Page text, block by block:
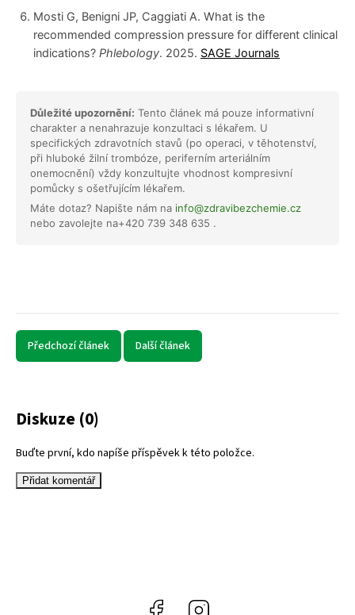
Mosti G, Benigni JP, Caggiati A. What is the
recommended compression pressure for different clinical
indications? Phlebology. 2025. SAGE Journals
Důležité upozornění: Tento článek má pouze informativní
charakter a nenahrazuje konzultaci s lékařem. U
specifických zdravotních stavů (po operaci, v těhotenství,
při hluboké žilní trombóze, periferním arteriálním
onemocnění) vždy konzultujte vhodnost kompresivní
pomůcky s ošetřujícím lékařem.
Máte dotaz? Napište nám na info@zdravibezchemie.cz
nebo zavolejte na+420 739 348 635 .
Předchozí článek Další článek
Diskuze (0)
Buďte první, kdo napíše příspěvek k této položce.
Přidat komentář
Facebook